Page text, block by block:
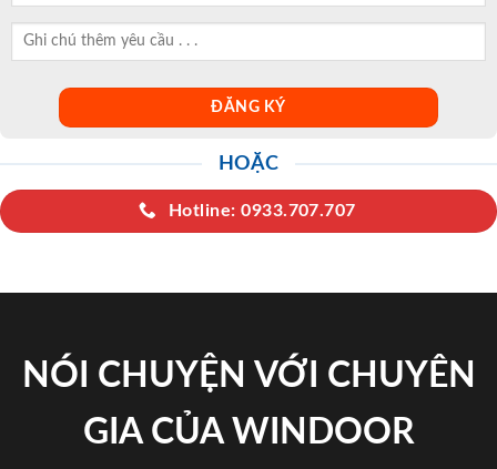
HOẶC
Hotline: 0933.707.707
NÓI CHUYỆN VỚI CHUYÊN
GIA CỦA WINDOOR